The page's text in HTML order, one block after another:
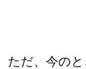
ただ、今の